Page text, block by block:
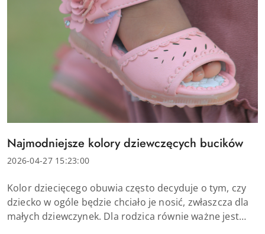
Tytuł
artykułu:
Najmodniejsze kolory dziewczęcych bucików
Data
2026-04-27 15:23:00
Treść
artykułu:
Kolor dziecięcego obuwia często decyduje o tym, czy
dziecko w ogóle będzie chciało je nosić, zwłaszcza dla
małych dziewczynek. Dla rodzica równie ważne jest